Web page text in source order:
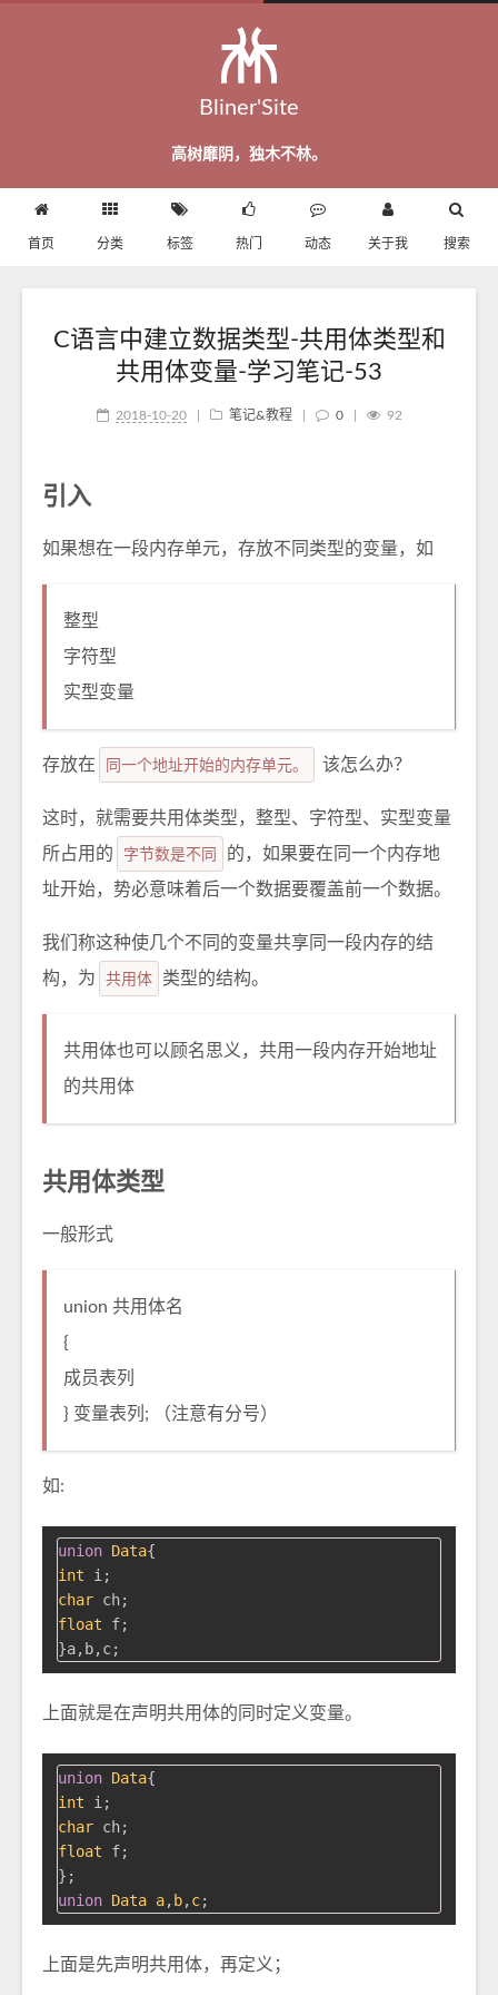
Bliner'Site
高树靡阴，独木不林。
首页 分类 标签 热门 动态 关于我 搜索
C语言中建立数据类型-共用体类型和
共用体变量-学习笔记-53
2018-10-20 笔记&教程 0 92
引入
如果想在一段内存单元，存放不同类型的变量，如
整型
字符型
实型变量
存放在 同一个地址开始的内存单元。 该怎么办？
这时，就需要共用体类型，整型、字符型、实型变量
所占用的
字节数是不同
的，如果要在同一个内存地
址开始，势必意味着后一个数据要覆盖前一个数据。
我们称这种使几个不同的变量共享同一段内存的结
构，为
共用体 类型的结构。
共用体也可以顾名思义，共用一段内存开始地址
的共用体
共用体类型
一般形式
union 共用体名
{
成员表列
} 变量表列; （注意有分号）
如:
union Data{
int
char
float f;
上面就是在声明共用体的同时定义变量。
union Data{
int
char
float f;
union Data a, b,c;
上面是先声明共用体，再定义；